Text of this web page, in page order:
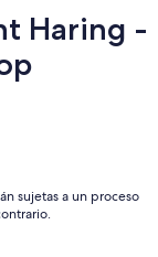
Haring -
sujetas a un proceso